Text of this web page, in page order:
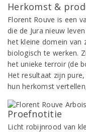
Herkomst &
Florent Rouve is een
die de Jura nieuw
het kleine domein van
biologisch te werken.
het unieke terroir (de
Het resultaat zijn
hun herkomst
Proefnotitie
Licht robijnrood van